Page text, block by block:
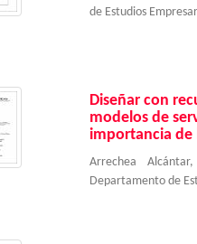
de Estudios
Diseñar con
modelos de
importancia de
Arrechea
Departamento de